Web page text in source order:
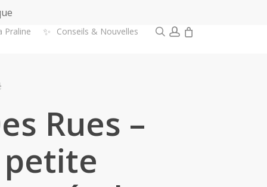
Praline ✨ Conseils & Nouvelles search
account
Rues –